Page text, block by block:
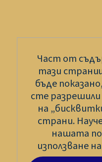
Част от
тази
бъде
сте
на
страни.
нашата
използване